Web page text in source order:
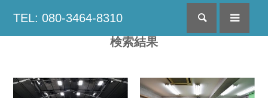
TEL: 080-3464-8310 検索
検索結果